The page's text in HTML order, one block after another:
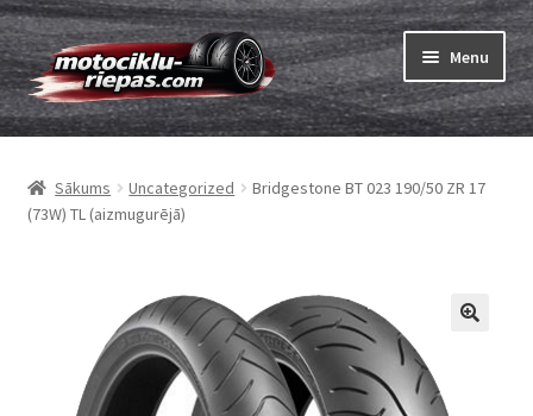
Skip
to
navigation
Skip
to
content
Menu
Riepas
Expand
menu
Kameras
Expand
Viss par riepām
Expand
Sākums Uncategorized
Bridgestone BT 023 190/50 ZR 17
(73W) TL (aizmugurējā)